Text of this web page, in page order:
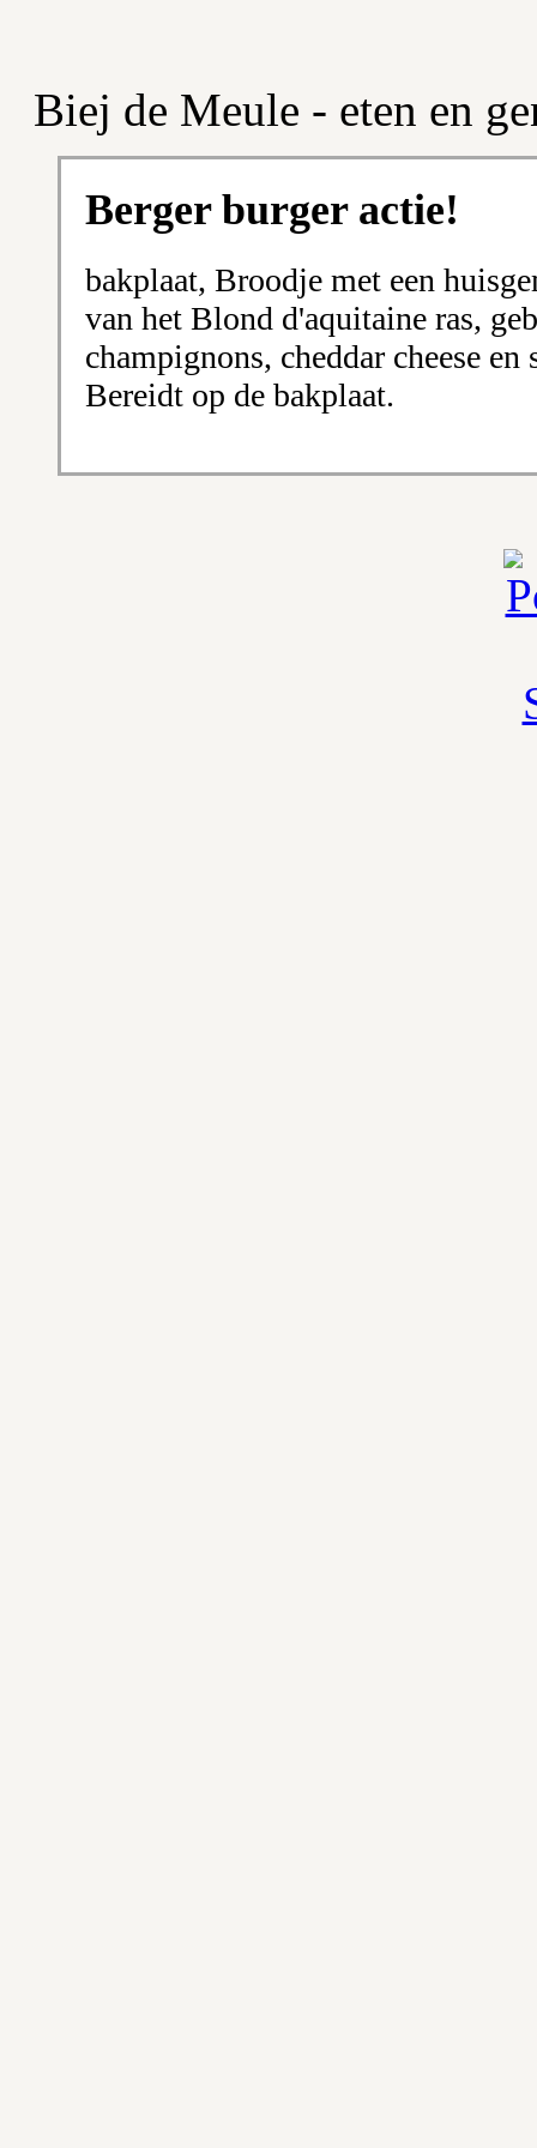
Biej de Meule - eten en
Berger burger actie!
bakplaat, Broodje met een
van het Blond d'aquitaine ras,
champignons, cheddar cheese en
Bereidt op de bakplaat.